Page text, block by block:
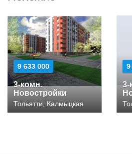
9 633 000
3-комн.
Новостройки
Тольятти, Калмыцкая
9
3-